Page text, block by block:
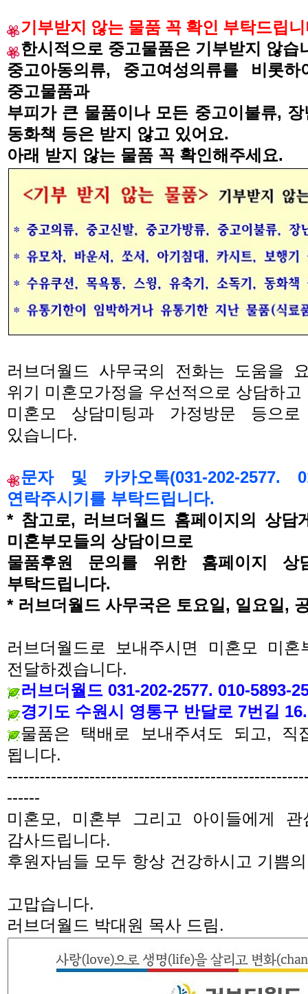
기부받지 않는 물품 꼭 확인 부탁드립
한시적으로 중고물품은 기부받지 않습
중고아동의류, 중고여성의류를 비롯
중고물품과
부피가 큰 물품이나 모든 중고이불류, 장
동화책 등은 받지 않고 있어요.
아래 받지 않는 물품 꼭 확인해주세요.
러브더월드 사무국의 전화는 도움을
위기 미혼모가정을 우선적으로 상담하고
미혼모 상담미팅과 가정방문 등으
있습니다.
문자 및 카카오톡(031-202-2577.
연락주시기를 부탁드립니다.
* 참고로, 러브더월드 홈페이지의 상담
미혼부모들의 상담이므로
물품후원 문의를 위한 홈페이지 상
부탁드립니다.
* 러브더월드 사무국은 토요일, 일요일,
러브더월드로 보내주시면 미혼모 미
전달하겠습니다.
러브더월드 031-202-2577. 010-5893-
경기도 수원시 영통구 반달로 7번길
물품은 택배로 보내주셔도 되고, 직
됩니다.
------
미혼모 , 미혼부 그리고 아이들에게 관
감사드립니다.
후원자님들 모두 항상 건강하시고 기쁨
고맙습니다.
러브더월드 박대원 목사 드림.